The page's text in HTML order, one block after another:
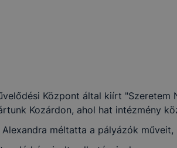
Központ által kiírt
Kozárdon, ahol hat intézmény
méltatta a pályázók